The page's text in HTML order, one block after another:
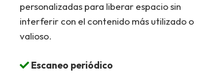
personalizadas para liberar espacio sin
interferir con el contenido más utilizado o
valioso.
Escaneo periódico